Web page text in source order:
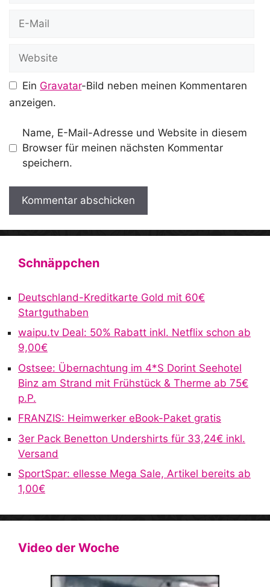
Mail
Ein Gravatar-Bild neben meinen Kommentaren
anzeigen.
Name, E-Mail-Adresse und Website in diesem
Browser für meinen nächsten Kommentar
speichern.
A
n
t
Schnäppchen
Deutschland-Kreditkarte Gold mit 60€
Startguthaben
waipu.tv Deal: 50% Rabatt inkl. Netflix schon ab
9,00€
Ostsee: Übernachtung im 4*S Dorint Seehotel
Binz am Strand mit Frühstück & Therme ab 75€
p.P.
FRANZIS: Heimwerker eBook-Paket gratis
3er Pack Benetton Undershirts für 33,24€ inkl.
Versand
SportSpar: ellesse Mega Sale, Artikel bereits ab
1,00€
Video der Woche